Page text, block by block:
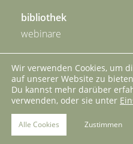
bibliothek
webinare
impressum
Wir verwenden Cookies, um
auf unserer Website zu
Du kannst mehr darüber
verwenden, oder sie unter
Alle Cookies Zustimmen